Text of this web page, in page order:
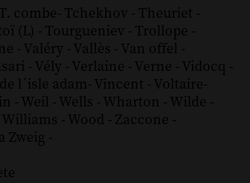
T. combe- Tchekhov - Theuriet -
(L) - Tourgueniev - Trollope -
- Valéry - Vallès - Van offel -
- Vély - Verlaine - Verne - Vidocq -
l´isle adam- Vincent - Voltaire-
- Weil - Wells - Wharton - Wilde -
Williams - Wood - Zaccone -
Zweig -